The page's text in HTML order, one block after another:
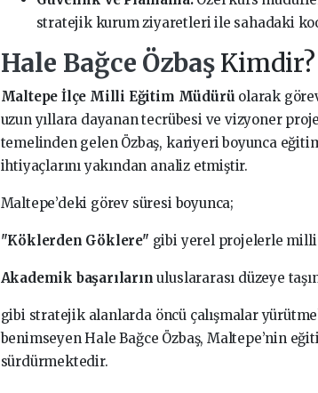
stratejik kurum ziyaretleri ile sahadaki
Hale Bağce ÖzbaşKimdir?
Maltepe İlçe Milli Eğitim Müdürüolarak
uzun yıllara dayanan tecrübesi ve vizyoner
temelinden gelen Özbaş, kariyeri boyunca
ihtiyaçlarını yakından analiz etmiştir.
Maltepe’deki görev süresi boyunca;
"Köklerden Göklere" gibi yerel projelerle milli
Akademik başarıların uluslararası düzeye
gibi stratejik alanlarda öncü çalışmalar
benimseyen Hale Bağce Özbaş, Maltepe’nin
sürdürmektedir.